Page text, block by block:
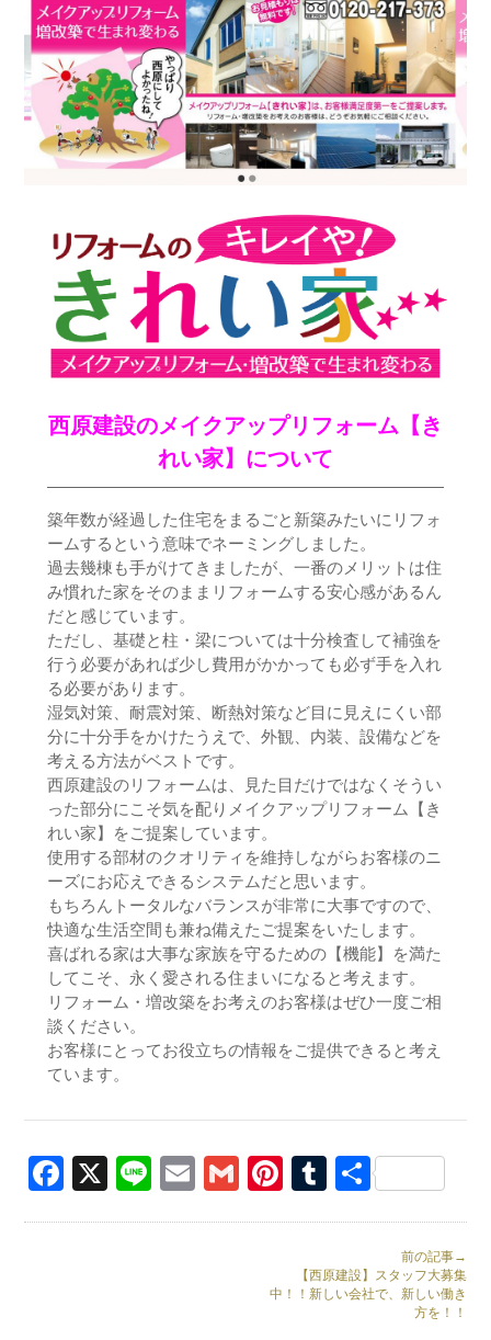
西原建設のメイクアップリフォーム【き
れい家】について
築年数が経過した住宅をまるごと新築みたいにリフォ
ームするという意味でネーミングしました。
過去幾棟も手がけてきましたが、一番のメリットは住
み慣れた家をそのままリフォームする安心感があるん
だと感じています。
ただし、基礎と柱・梁については十分検査して補強を
行う必要があれば少し費用がかかっても必ず手を入れ
る必要があります。
湿気対策、耐震対策、断熱対策など目に見えにくい部
分に十分手をかけたうえで、外観、内装、設備などを
考える方法がベストです。
西原建設のリフォームは、見た目だけではなくそうい
った部分にこそ気を配りメイクアップリフォーム【き
れい家】をご提案しています。
使用する部材のクオリティを維持しながらお客様のニ
ーズにお応えできるシステムだと思います。
もちろんトータルなバランスが非常に大事ですので、
快適な生活空間も兼ね備えたご提案をいたします。
喜ばれる家は大事な家族を守るための【機能】を満た
してこそ、永く愛される住まいになると考えます。
リフォーム・増改築をお考えのお客様はぜひ一度ご相
談ください。
お客様にとってお役立ちの情報をご提供できると考え
ています。
Facebook
X LineEmailGmailPinterest
Tumblr
共
前の記事→
【西原建設】スタッフ大募集
中！！新しい会社で、新しい働き
方を！！